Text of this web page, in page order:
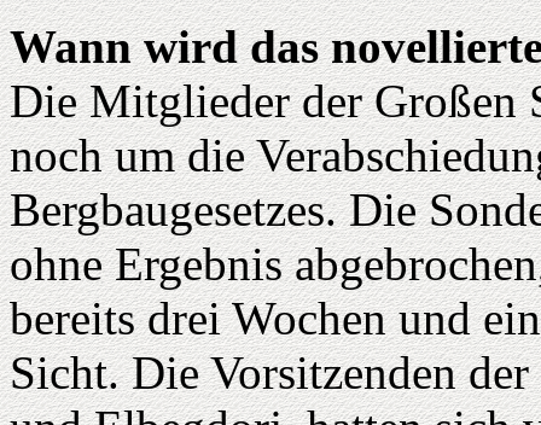
Wann wird das
Die Mitglieder der Großen
noch um die
Bergbaugesetzes. Die
ohne Ergebnis
bereits drei Wochen und
Sicht. Die Vorsitzenden